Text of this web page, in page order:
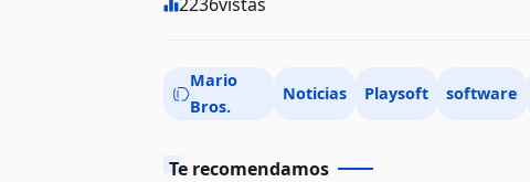
Mario
Bros.
Noticias Playsoft software
Te recomendamos